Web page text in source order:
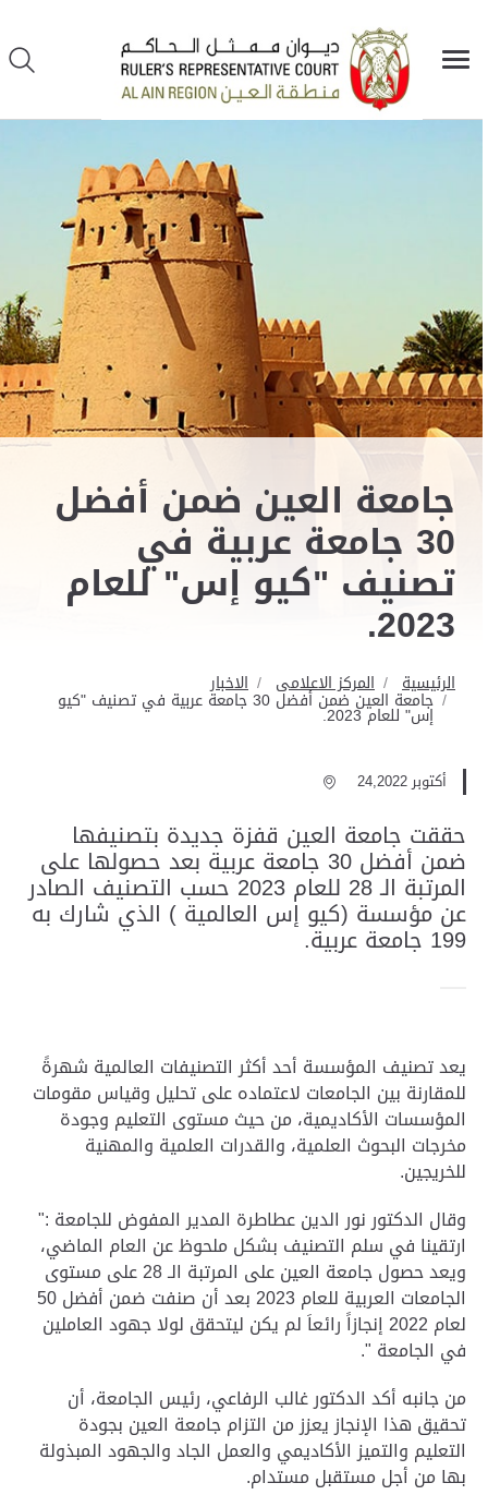
جامعة العين ضمن أفضل
30 جامعة عربية في
تصنيف "كيو إس" للعام
2023.
الرئيسية المركز الاعلامى الاخبار
جامعة العين ضمن أفضل 30 جامعة عربية في تصنيف "كيو
إس" للعام 2023.
أكتوبر 24,2022
حققت جامعة العين قفزة جديدة بتصنيفها
ضمن أفضل 30 جامعة عربية بعد حصولها على
المرتبة الـ 28 للعام 2023 حسب التصنيف الصادر
عن مؤسسة (كيو إس العالمية ) الذي شارك به
199 جامعة عربية.
يعد تصنيف المؤسسة أحد أكثر التصنيفات العالمية شهرةً
للمقارنة بين الجامعات لاعتماده على تحليل وقياس مقومات
المؤسسات الأكاديمية، من حيث مستوى التعليم وجودة
مخرجات البحوث العلمية، والقدرات العلمية والمهنية
للخريجين.
وقال الدكتور نور الدين عطاطرة المدير المفوض للجامعة :"
ارتقينا في سلم التصنيف بشكل ملحوظ عن العام الماضي،
ويعد حصول جامعة العين على المرتبة الـ 28 على مستوى
الجامعات العربية للعام 2023 بعد أن صنفت ضمن أفضل 50
لعام 2022 إنجازاً رائعاَ لم يكن ليتحقق لولا جهود العاملين
في الجامعة ".
من جانبه أكد الدكتور غالب الرفاعي، رئيس الجامعة، أن
تحقيق هذا الإنجاز يعزز من التزام جامعة العين بجودة
التعليم والتميز الأكاديمي والعمل الجاد والجهود المبذولة
بها من أجل مستقبل مستدام.